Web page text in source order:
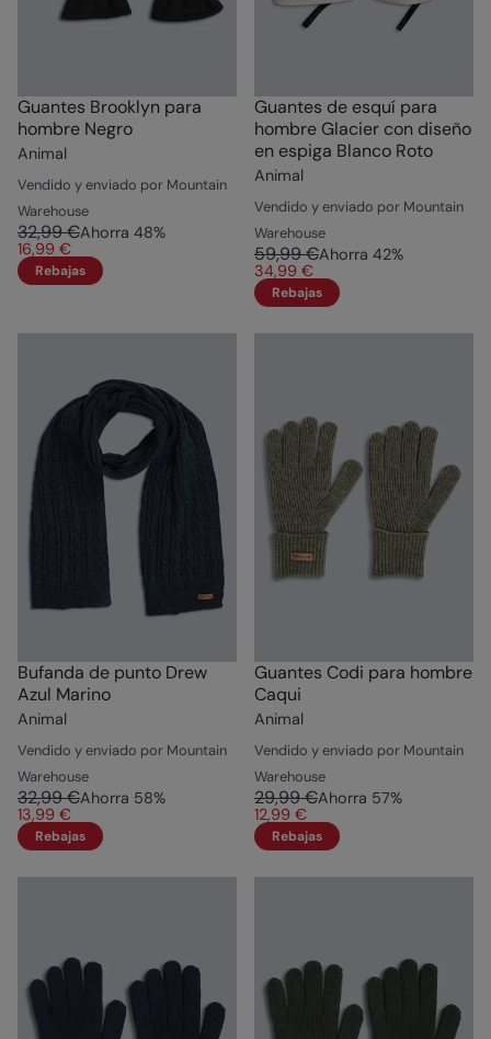
Guantes Brooklyn para
hombre Negro
Animal
Vendido y enviado por Mountain
Warehouse
32,99 €Ahorra 48%
16,99 €
Rebajas
Guantes de esquí para
hombre Glacier con diseño
en espiga Blanco Roto
Animal
Vendido y enviado por Mountain
Warehouse
59,99 €Ahorra 42%
34,99 €
Rebajas
Bufanda de punto Drew
Azul Marino
Animal
Vendido y enviado por Mountain
Warehouse
32,99 €Ahorra 58%
13,99 €
Rebajas
Guantes Codi para hombre
Caqui
Animal
Vendido y enviado por Mountain
Warehouse
29,99 €Ahorra 57%
12,99 €
Rebajas